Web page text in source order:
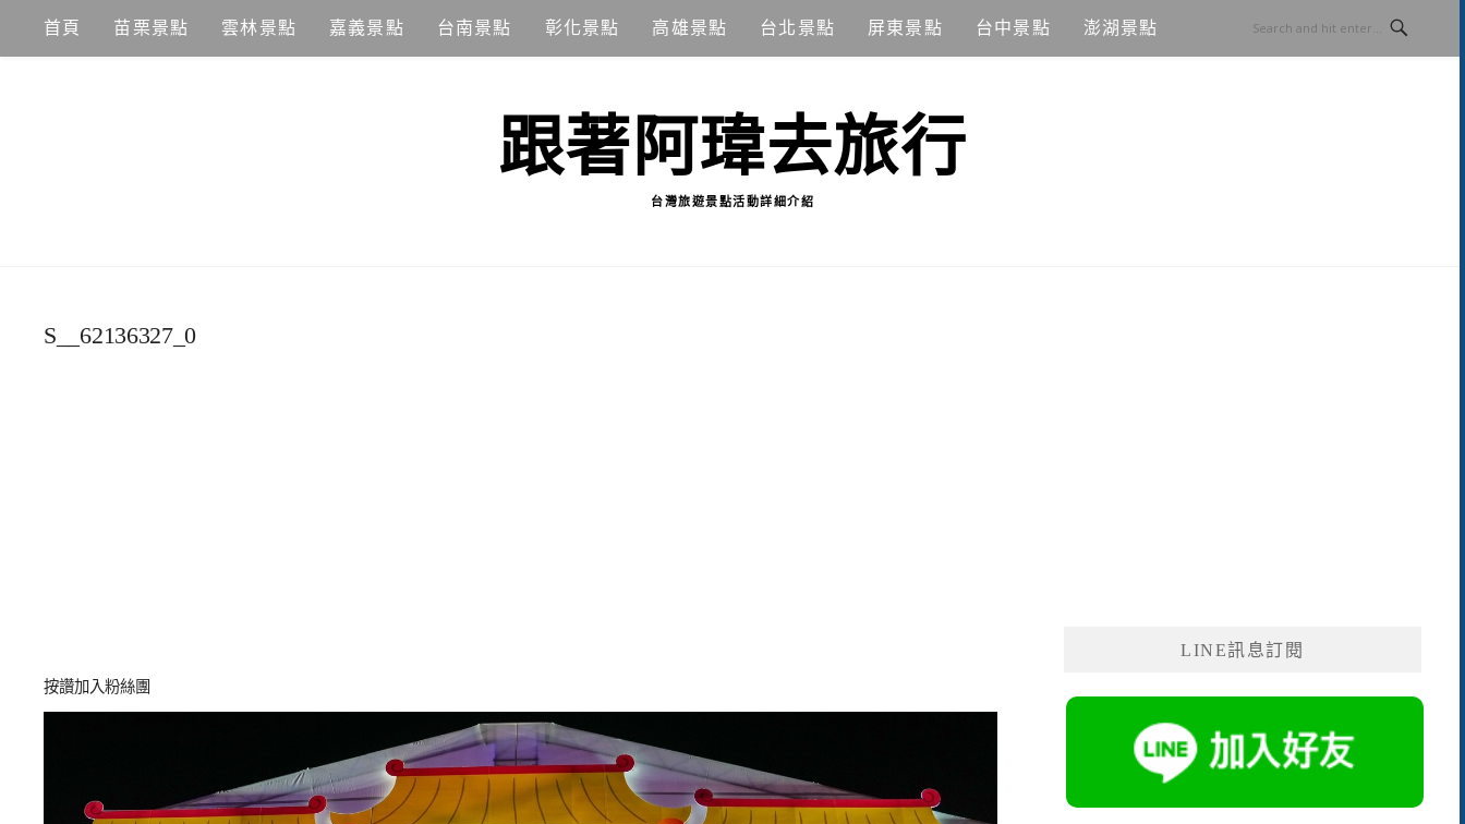
content
首頁 苗栗景點 雲林景點 嘉義景點 台南景點 彰化景點 高雄景點 台北景點 屏東景點 台中景點 澎湖景點
跟著阿瑋去旅行
台灣旅遊景點活動詳細介紹
S__62136327_0
按讚加入粉絲團
LINE訊息訂閱